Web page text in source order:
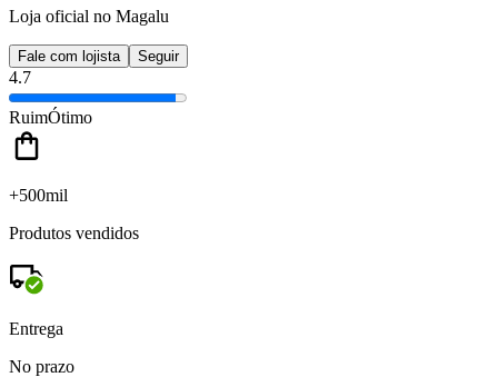
Loja oficial no Magalu
Fale com lojista Seguir
4.7
RuimÓtimo
+500mil
Produtos vendidos
Entrega
No prazo